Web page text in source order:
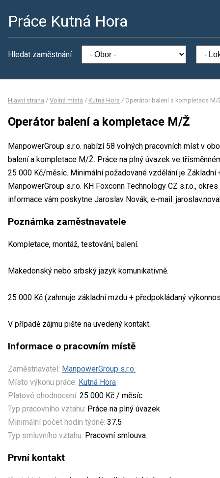
Práce Kutná Hora
Hledat zaměstnání
Hlavní strana / Volná místa / Kutná Hora / Operátor balení a kompletace M/
Operátor balení a kompletace M/Ž
ManpowerGroup s.r.o. nabízí 58 volných pracovních míst v
balení a kompletace M/Ž. Práce na plný úvazek ve
25 000 Kč/měsíc. Minimální požadované vzdělání je
ManpowerGroup s.r.o. KH Foxconn Technology CZ s.r.o.,
informace vám poskytne Jaroslav Novák, e-mail:
Poznámka zaměstnavatele
Kompletace, montáž, testování, balení.
Makedonský nebo srbský jazyk komunikativně.
25 000 Kč (zahrnuje základní mzdu + předpokládaný
V případě zájmu pište na uvedený kontakt.
Informace o pracovním místě
Zaměstnavatel: ManpowerGroup s.r.o.
Místo výkonu práce: Kutná Hora
Platové ohodnocení: 25 000 Kč / měsíc
Typ pracovního vztahu: Práce na plný úvazek
Minimální počet hodin týdně: 37.5
Typ smluvního vztahu: Pracovní smlouva
První kontakt